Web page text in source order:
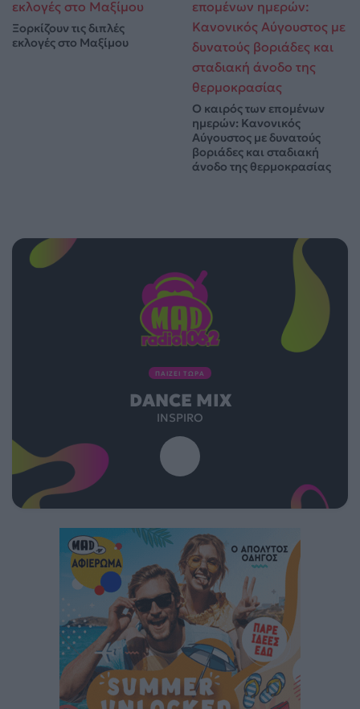
Ξορκίζουν τις διπλές
εκλογές στο Μαξίμου
Ο καιρός των επομένων
ημερών: Κανονικός
Αύγουστος με δυνατούς
βοριάδες και σταδιακή
άνοδο της θερμοκρασίας
ΠΑΙΖΕΙ ΤΩΡΑ
DANCE MIX
INSPIRO